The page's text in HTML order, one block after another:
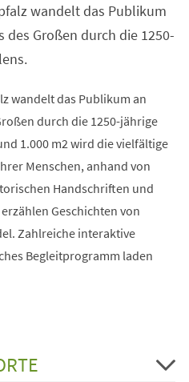
wandelt das Publikum
Großen durch die 1250-
wandelt das Publikum an
durch die 1250-jährige
1.000 m2 wird die vielfältige
Menschen, anhand von
Handschriften und
Geschichten von
Zahlreiche interaktive
Begleitprogramm laden